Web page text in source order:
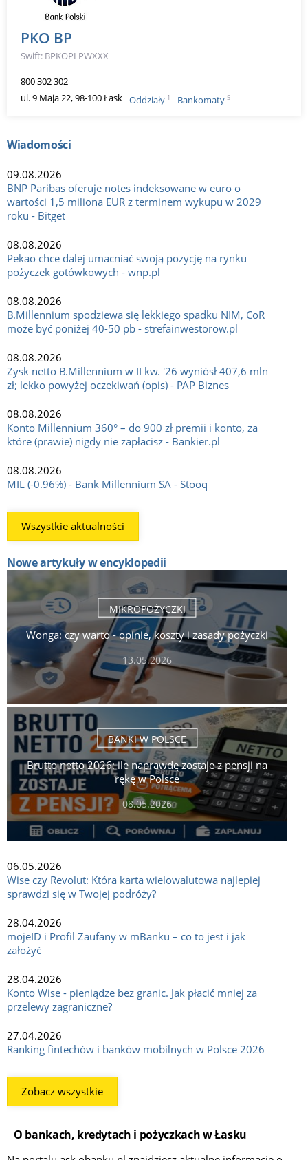
PKO BP
Swift: BPKOPLPWXXX
800 302 302
ul. 9 Maja 22, 98-100 Łask Oddziały 1 Bankomaty 5
Wiadomości
09.08.2026
BNP Paribas oferuje notes indeksowane w euro o
wartości 1,5 miliona EUR z terminem wykupu w 2029
roku - Bitget
08.08.2026
Pekao chce dalej umacniać swoją pozycję na rynku
pożyczek gotówkowych - wnp.pl
08.08.2026
B.Millennium spodziewa się lekkiego spadku NIM, CoR
może być poniżej 40-50 pb - strefainwestorow.pl
08.08.2026
Zysk netto B.Millennium w II kw. '26 wyniósł 407,6 mln
zł; lekko powyżej oczekiwań (opis) - PAP Biznes
08.08.2026
Konto Millennium 360° – do 900 zł premii i konto, za
które (prawie) nigdy nie zapłacisz - Bankier.pl
08.08.2026
MIL (-0.96%) - Bank Millennium SA - Stooq
Wszystkie aktualności
Nowe artykuły w encyklopedii
MIKROPOŻYCZKI
Wonga: czy warto - opinie, koszty i zasady pożyczki
13.05.2026
BANKI W POLSCE
Brutto netto 2026: ile naprawdę zostaje z pensji na
rękę w Polsce
08.05.2026
06.05.2026
Wise czy Revolut: Która karta wielowalutowa najlepiej
sprawdzi się w Twojej podróży?
28.04.2026
mojeID i Profil Zaufany w mBanku – co to jest i jak
założyć
28.04.2026
Konto Wise - pieniądze bez granic. Jak płacić mniej za
przelewy zagraniczne?
27.04.2026
Ranking fintechów i banków mobilnych w Polsce 2026
Zobacz wszystkie
O bankach, kredytach i pożyczkach w Łasku